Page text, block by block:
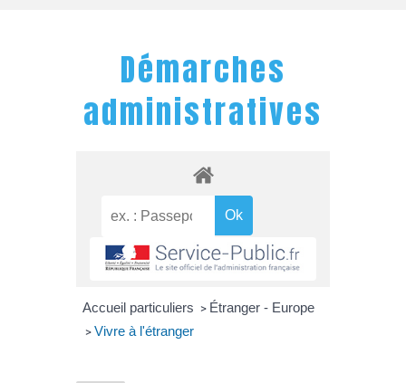
Démarches
administratives
Accueil particuliers > Étranger - Europe
> Vivre à l'étranger